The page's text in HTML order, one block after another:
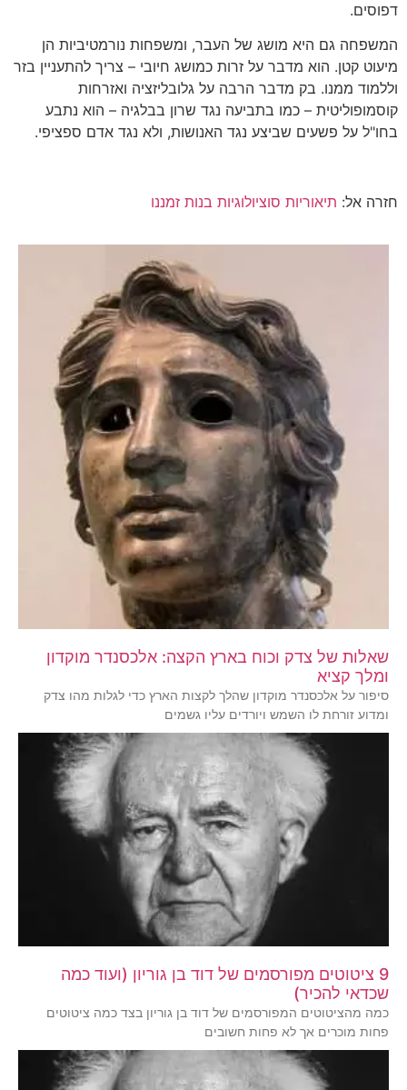
דפוסים.
המשפחה גם היא מושג של העבר, ומשפחות נורמטיביות הן
מיעוט קטן. הוא מדבר על זרות כמושג חיובי – צריך להתעניין בזר
וללמוד ממנו. בק מדבר הרבה על גלובליזציה ואזרחות
קוסמופוליטית – כמו בתביעה נגד שרון בבלגיה – הוא נתבע
בחו"ל על פשעים שביצע נגד האנושות, ולא נגד אדם ספציפי.
חזרה אל: תיאוריות סוציולוגיות בנות זמננו
שאלות של צדק וכוח בארץ הקצה: אלכסנדר מוקדון
ומלך קציא
סיפור על אלכסנדר מוקדון שהלך לקצות הארץ כדי לגלות מהו צדק
ומדוע זורחת לו השמש ויורדים עליו גשמים
9 ציטוטים מפורסמים של דוד בן גוריון (ועוד כמה
שכדאי להכיר)
כמה מהציטוטים המפורסמים של דוד בן גוריון בצד כמה ציטוטים
פחות מוכרים אך לא פחות חשובים